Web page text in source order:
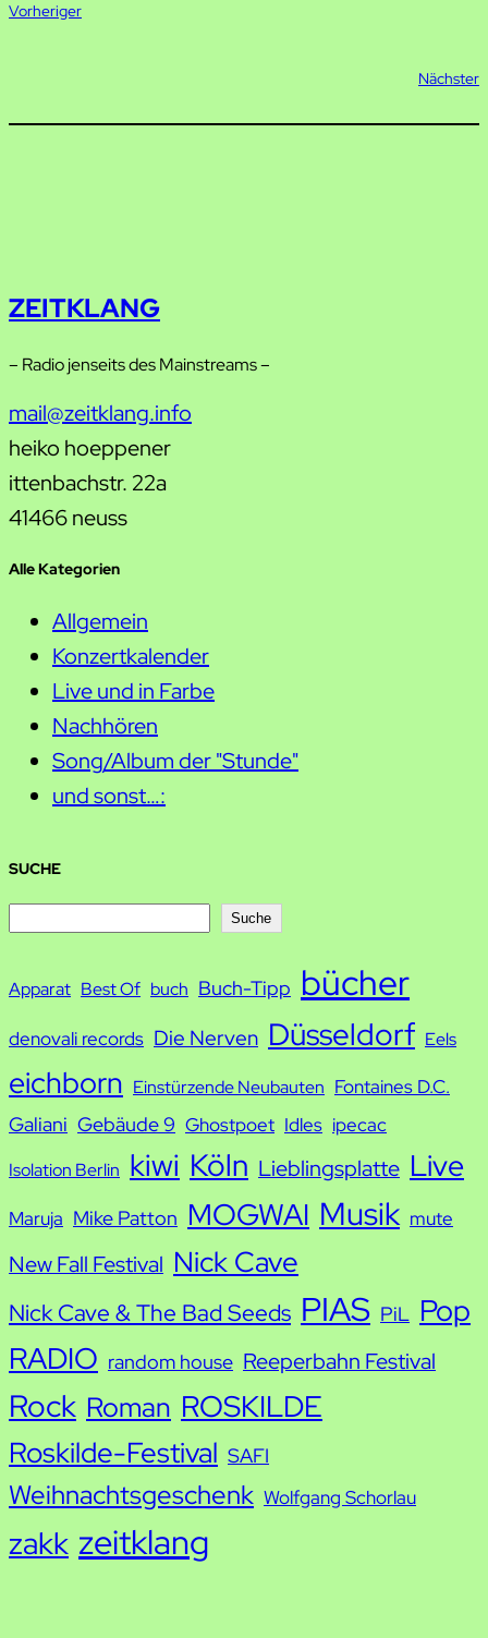
Vorheriger
Nächster
ZEITKLANG
– Radio jenseits des Mainstreams –
mail@zeitklang.info
heiko hoeppener
ittenbachstr. 22a
41466 neuss
Alle Kategorien
Allgemein
Konzertkalender
Live und in Farbe
Nachhören
Song/Album der "Stunde"
und sonst…:
SUCHE
c
Suche
Apparat Best Of buch Buch-Tipp bücher
denovali records Die Nerven Düsseldorf Eels
eichborn Einstürzende Neubauten Fontaines D.C.
Galiani Gebäude 9 Ghostpoet Idles ipecac
Isolation Berlin kiwi Köln Lieblingsplatte Live
Maruja Mike Patton MOGWAI Musik mute
New Fall Festival Nick Cave
Nick Cave & The Bad Seeds PIAS PiL Pop
RADIO random house Reeperbahn Festival
Rock Roman ROSKILDE
Roskilde-Festival SAFI
Weihnachtsgeschenk Wolfgang Schorlau
zakk zeitklang